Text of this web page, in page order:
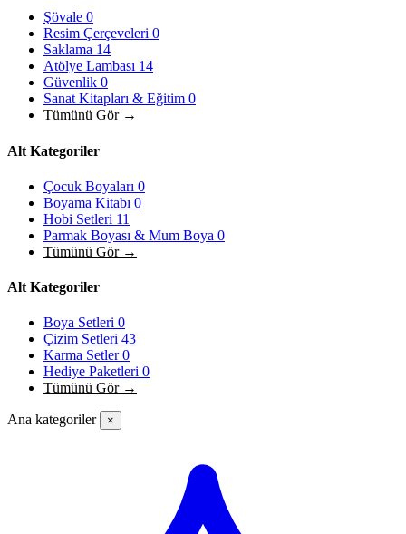
Şövale 0
Resim Çerçeveleri 0
Saklama 14
Atölye Lambası 14
Güvenlik 0
Sanat Kitapları & Eğitim 0
Tümünü Gör →
Alt Kategoriler
Çocuk Boyaları 0
Boyama Kitabı 0
Hobi Setleri 11
Parmak Boyası & Mum Boya 0
Tümünü Gör →
Alt Kategoriler
Boya Setleri 0
Çizim Setleri 43
Karma Setler0
Hediye Paketleri 0
Tümünü Gör →
Ana kategoriler ×